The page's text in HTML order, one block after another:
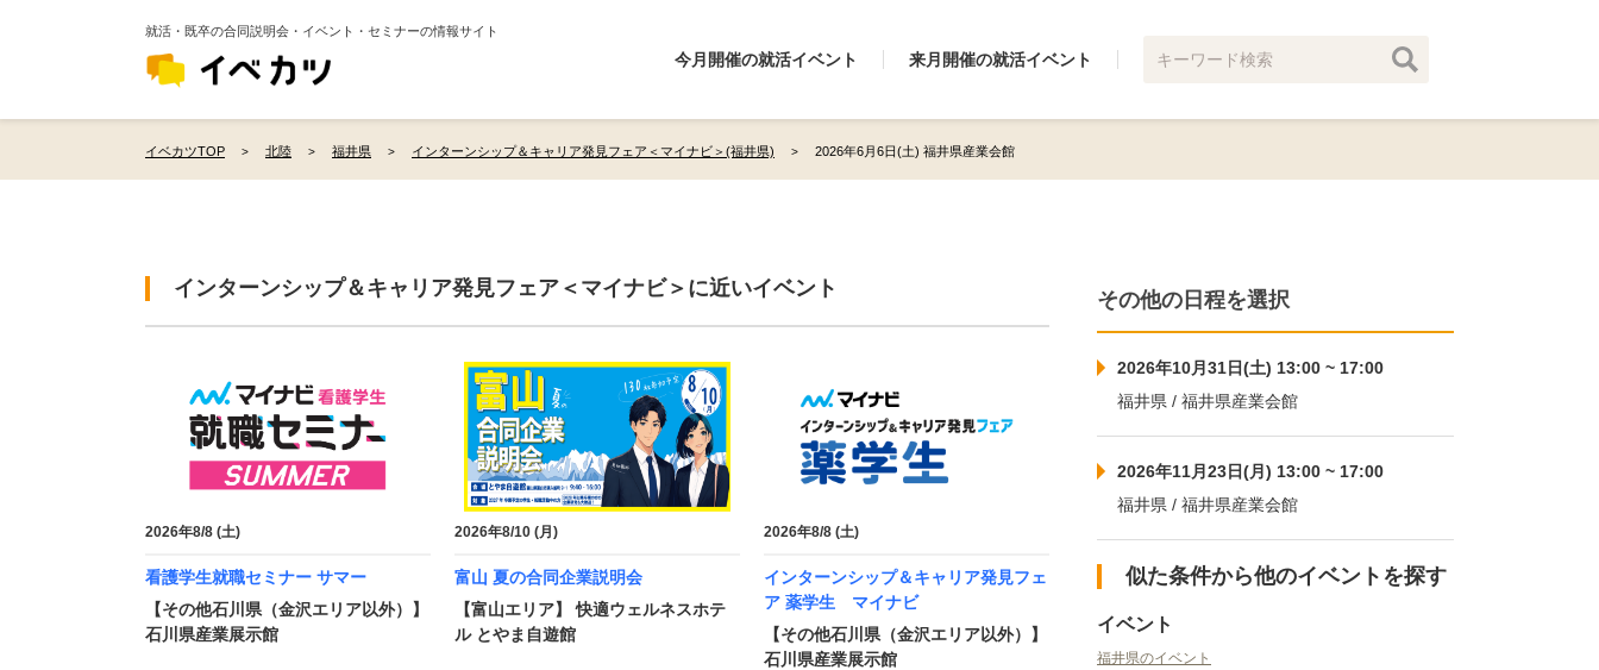
就活・既卒の合同説明会・イベント・セミナーの情報サイト
今月開催の就活イベント 来月開催の就活イベント
イベカツTOP 北陸 福井県 インターンシップ＆キャリア発見フェア＜マイナビ＞(福井県) 2026年6月6日(土) 福井県産業会館
インターンシップ＆キャリア発見フェア＜マイナビ＞に近いイベント
2026年8/8 (土)
看護学生就職セミナー サマー
【その他石川県（金沢エリア以外）】
石川県産業展示館
2026年8/10 (月)
富山 夏の合同企業説明会
【富山エリア】 快適ウェルネスホテ
ル とやま自遊館
2026年8/8 (土)
インターンシップ＆キャリア発見フェ
ア 薬学生 マイナビ
【その他石川県（金沢エリア以外）】
石川県産業展示館
その他の日程を選択
2026年10月31日(土) 13:00 ~ 17:00
福井県 / 福井県産業会館
2026年11月23日(月) 13:00 ~ 17:00
福井県 / 福井県産業会館
似た条件から他のイベントを探す
イベント
福井県のイベント